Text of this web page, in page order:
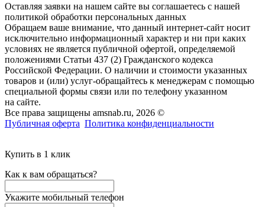
Оставляя заявки на нашем сайте вы соглашаетесь с нашей
политикой обработки персональных данных
Обращаем ваше внимание, что данный интернет-сайт носит
исключительно информационный характер и ни при каких
условиях не является публичной офертой, определяемой
положениями Статьи 437 (2) Гражданского кодекса
Российской Федерации. О наличии и стоимости указанных
товаров и (или) услуг-обращайтесь к менеджерам с помощью
специальной формы связи или по телефону указанном
на сайте.
Все права защищены amsnab.ru, 2026 ©
Публичная оферта Политика конфиденциальности
Купить в 1 клик
Как к вам обращаться?
Укажите мобильный телефон